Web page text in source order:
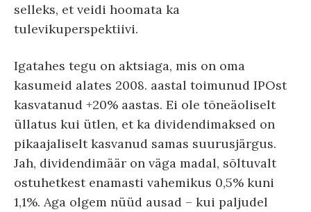
selleks, et veidi hoomata ka
tulevikuperspektiivi.
Igatahes tegu on aktsiaga, mis on oma
kasumeid alates 2008. aastal toimunud IPOst
kasvatanud +20% aastas. Ei ole tõneäoliselt
üllatus kui ütlen, et ka dividendimaksed on
pikaajaliselt kasvanud samas suurusjärgus.
Jah, dividendimäär on väga madal, sõltuvalt
ostuhetkest enamasti vahemikus 0,5% kuni
1,1%. Aga olgem nüüd ausad – kui paljudel